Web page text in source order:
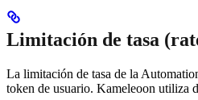
Limitación de tasa
La limitación de tasa de la
token de usuario. Kameleoon utiliza